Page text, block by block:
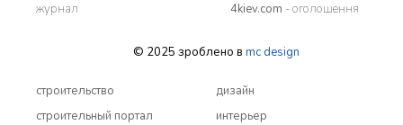
журнал
4kiev.com - оголошення
© 2025 зроблено в mc design
строительство
строительный портал
дизайн
интерьер